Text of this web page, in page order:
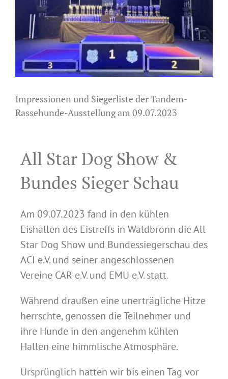
Impressionen und Siegerliste der Tandem-
Rassehunde-Ausstellung am 09.07.2023
All Star Dog Show &
Bundes Sieger Schau
Am 09.07.2023 fand in den kühlen
Eishallen des Eistreffs in Waldbronn die All
Star Dog Show und Bundessiegerschau des
ACI e.V. und seiner angeschlossenen
Vereine CAR e.V. und EMU e.V. statt.
Während draußen eine unerträgliche Hitze
herrschte, genossen die Teilnehmer und
ihre Hunde in den angenehm kühlen
Hallen eine himmlische Atmosphäre.
Ursprünglich hatten wir bis einen Tag vor